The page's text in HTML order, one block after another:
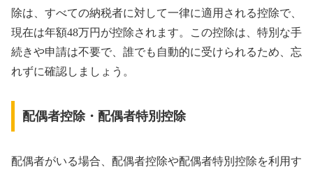
除は、すべての納税者に対して一律に適用される控除で、
現在は年額48万円が控除されます。この控除は、特別な手
続きや申請は不要で、誰でも自動的に受けられるため、忘
れずに確認しましょう。
配偶者控除・配偶者特別控除
配偶者がいる場合、配偶者控除や配偶者特別控除を利用す